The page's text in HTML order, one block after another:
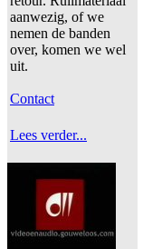
aanwezig, of we
nemen de banden
over, komen we wel
uit.
Contact
Lees verder...